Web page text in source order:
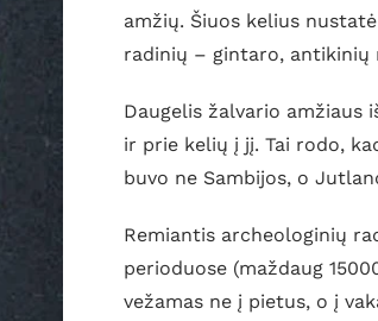
amžių. Šiuos kelius
radinių – gintaro, antikinių
Daugelis žalvario
ir prie kelių į jį. Tai rodo,
buvo ne Sambijos, o
Remiantis archeologinių
perioduose (maždaug
vežamas ne į pietus, o į